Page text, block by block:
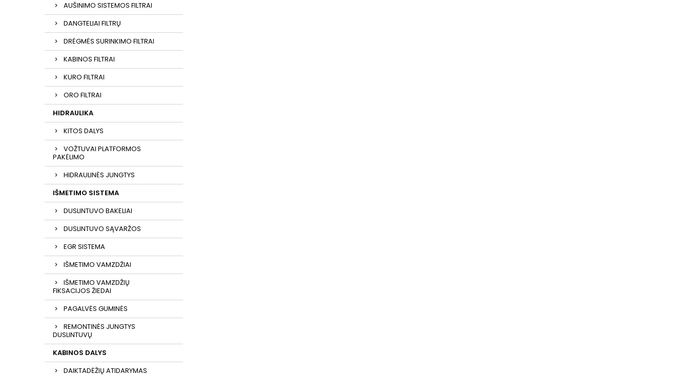
AUŠINIMO SISTEMOS FILTRAI
DANGTELIAI FILTRŲ
DRĖGMĖS SURINKIMO FILTRAI
KABINOS FILTRAI
KURO FILTRAI
ORO FILTRAI
HIDRAULIKA
KITOS DALYS
VOŽTUVAI PLATFORMOS
PAKĖLIMO
HIDRAULINĖS JUNGTYS
IŠMETIMO SISTEMA
DUSLINTUVO BAKELIAI
DUSLINTUVO SĄVARŽOS
EGR SISTEMA
IŠMETIMO VAMZDŽIAI
IŠMETIMO VAMZDŽIŲ
FIKSACIJOS ŽIEDAI
PAGALVĖS GUMINĖS
REMONTINĖS JUNGTYS
DUSLINTUVŲ
KABINOS DALYS
DAIKTADĖŽIŲ ATIDARYMAS